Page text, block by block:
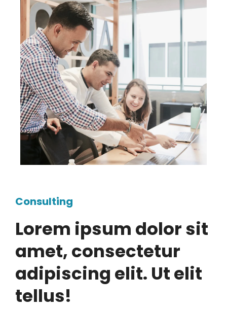
Consulting
Lorem ipsum dolor sit
amet, consectetur
adipiscing elit. Ut elit
tellus!